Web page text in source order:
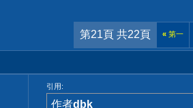
第21頁 共22頁 «第一
引用:
作者dbk